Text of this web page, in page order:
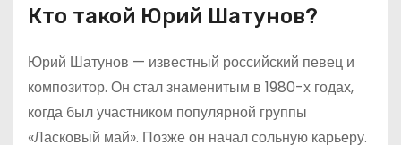
Кто такой Юрий Шатунов?
Юрий Шатунов — известный российский певец и
композитор. Он стал знаменитым в 1980-х годах,
когда был участником популярной группы
«Ласковый май». Позже он начал сольную карьеру.